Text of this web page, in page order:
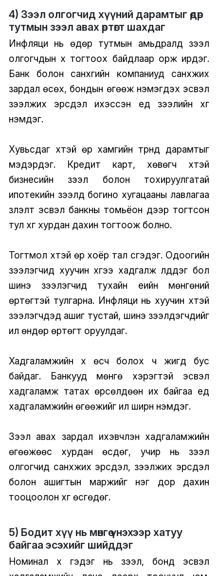
4) Зээл олгогчид хүүний дарамтыг өдөр
тутмын зээл авах өртөгт шахдаг
Инфляци нь өдөр тутмын амьдралд зээл
олгогчдын хүү тогтоох байдлаар орж ирдэг.
Банк болон санхүүгийн компаниуд санхүүжих
зардал өсөх, бондын өгөөж нэмэгдэх эсвэл
зээлжих эрсдэл ихэссэн үед зээлийн хүүг
нэмдэг.
Хувьсдаг хүүтэй өр хамгийн түрүүнд дарамтыг
мэдэрдэг. Кредит карт, хөвөгч хүүтэй
бизнесийн зээл болон тохируулгатай
ипотекийн зээлүүд богино хугацааны лавлагаа
үзүүлэлт эсвэл банкны томьёон дээр тогтсон
тул хүүг хурдан дахин тогтоож болно.
Тогтмол хүүтэй өр хоёр тал үүсгэдэг. Одоогийн
зээлэгчид хуучин хүүгээ хадгалж үлддэг бол
шинэ зээлэгчид тухайн үеийн мөнгөний
өртөгтэй тулгарна. Инфляци нь хуучин хүүтэй
зээлэгчдэд ашиг тустай, шинэ зээлдэгчдийг
илүү өндөр өртөгт оруулдаг.
Хадгаламжийн хүү өсч болох ч жигд бус
байдаг. Банкууд мөнгө хэрэгтэй эсвэл
хадгаламж татах өрсөлдөөн их байгаа үед
хадгаламжийн өгөөжийг илүү ширүүн нэмдэг.
Зээл авах зардал ихэвчлэн хадгаламжийн
өгөөжөөс хурдан өсдөг, учир нь зээл
олгогчид санхүүжих эрсдэл, зээлжих эрсдэл
болон ашигтын маржийг нэг дор дахин
тооцоолон хүүг өсгөдөг.
5) Бодит хүү нь мөнгө үнэхээр хатуу
байгаа эсэхийг шийддэг
Номинал хүү гэдэг нь зээл, бонд эсвэл